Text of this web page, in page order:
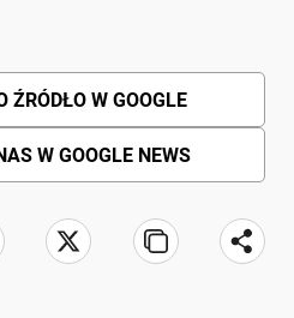
ŹRÓDŁO W GOOGLE
W GOOGLE NEWS